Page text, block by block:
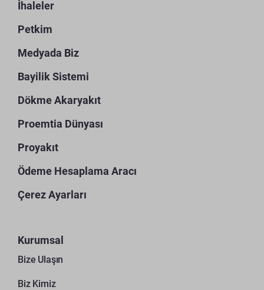
İhaleler
Petkim
Medyada Biz
Bayilik Sistemi
Dökme Akaryakıt
Proemtia Dünyası
Proyakıt
Ödeme Hesaplama Aracı
Çerez Ayarları
Kurumsal
Bize Ulaşın
Biz Kimiz